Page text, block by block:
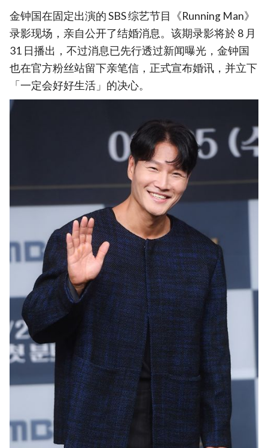
金钟国在固定出演的 SBS 综艺节目《Running Man》
录影现场，亲自公开了结婚消息。该期录影将於 8 月
31 日播出，不过消息已先行透过新闻曝光，金钟国
也在官方粉丝站留下亲笔信，正式宣布婚讯，并立下
「一定会好好生活」的决心。